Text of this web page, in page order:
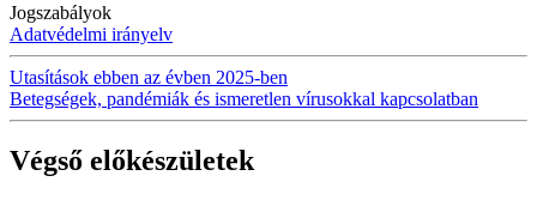
Jogszabályok
Adatvédelmi irányelv
Utasítások ebben az évben 2025-ben
Betegségek, pandémiák és ismeretlen vírusokkal kapcsolatban
Végső előkészületek